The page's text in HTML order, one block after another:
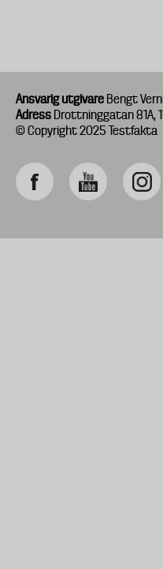
Ansvarig utgivare Bengt
Adress Drottninggatan 81A,
© Copyright 2025 Testfakta